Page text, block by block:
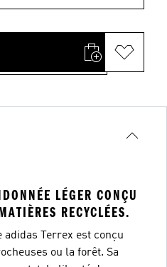
LÉGER CONÇU
RECYCLÉES.
adidas Terrex est conçu
ou la forêt. Sa